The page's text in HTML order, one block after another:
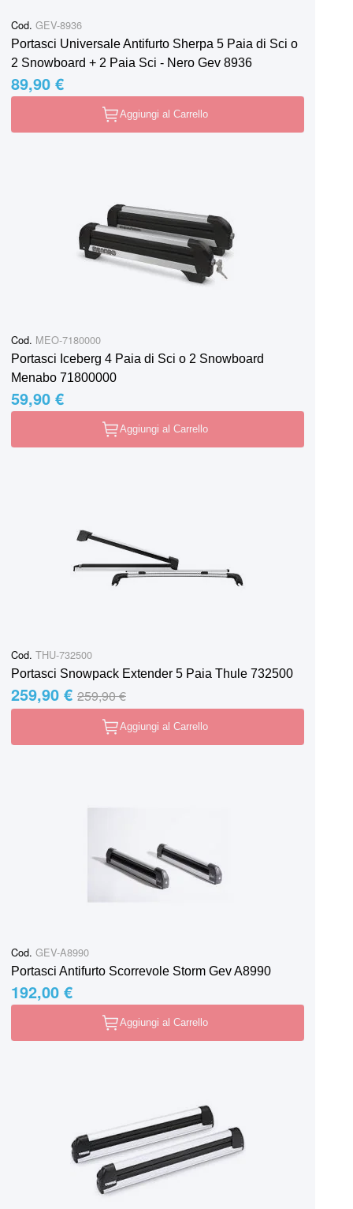
Cod. GEV-8936
Portasci Universale Antifurto Sherpa 5 Paia di Sci o
2 Snowboard + 2 Paia Sci - Nero Gev 8936
89,90 €
Aggiungi al Carrello
Cod. MEO-7180000
Portasci Iceberg 4 Paia di Sci o 2 Snowboard
Menabo 71800000
59,90 €
Aggiungi al Carrello
Cod. THU-732500
Portasci Snowpack Extender 5 Paia Thule 732500
Special Price
259,90 € Regular Price
259,90 €
Aggiungi al Carrello
Cod. GEV-A8990
Portasci Antifurto Scorrevole Storm Gev A8990
192,00 €
Aggiungi al Carrello